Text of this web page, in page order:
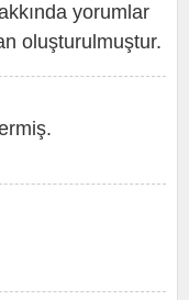
yorumlar
oluşturulmuştur.